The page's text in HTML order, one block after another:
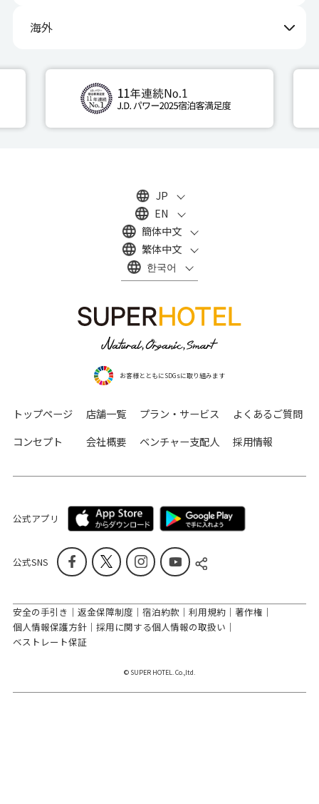
海外
JP
EN
簡体中文
繁体中文
한국어
お客様とともにSDGsに取り組みます
トップページ 店舗一覧 プラン・サービス
よくあるご質問
コンセプト
会社概要 ベンチャー支配人 採用情報
公式アプリ
公式SNS
安全の手引き 返金保障制度 宿泊約款 利用規約
著作権
個人情報保護方針
採用に関する個人情報の取扱い
ベストレート保証
© SUPER HOTEL. Co.,ltd.